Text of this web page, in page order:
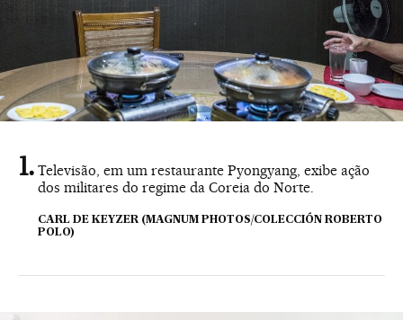
Televisão, em um restaurante Pyongyang, exibe ação
dos militares do regime da Coreia do Norte.
CARL DE KEYZER (MAGNUM PHOTOS/COLECCIÓN ROBERTO
POLO)